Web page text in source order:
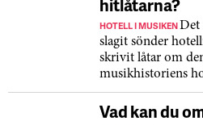
hitlåtarna?
HOTELL I MUSIKENDet
slagit sönder
skrivit låtar om
musikhistoriens
Vad kan du